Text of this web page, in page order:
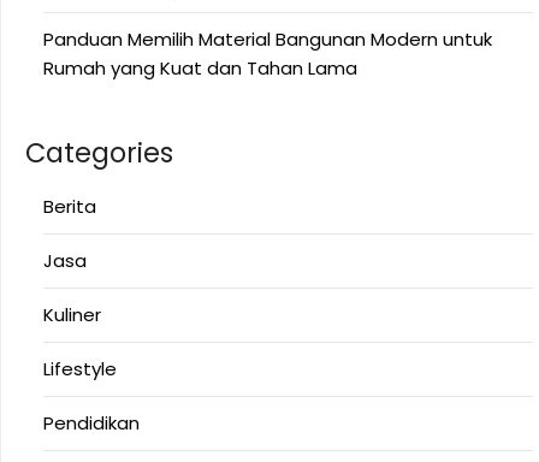
Panduan Memilih Material Bangunan Modern untuk
Rumah yang Kuat dan Tahan Lama
Categories
Berita
Jasa
Kuliner
Lifestyle
Pendidikan